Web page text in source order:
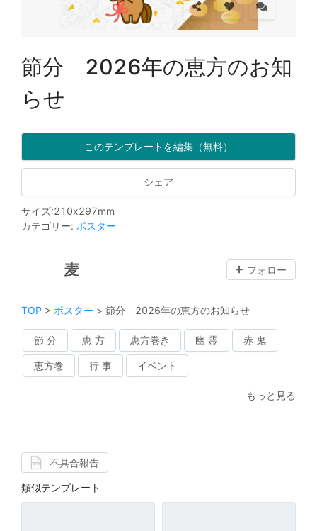
節分 2026年の恵方のお知
らせ
このテンプレートを編集（無料）
シェア
サイズ:210x297mm
カテゴリー: ポスター
麦 フォロー
TOP > ポスター > 節分 2026年の恵方のお知らせ
節 分 恵 方 恵方巻き 幽 霊 赤 鬼
恵方巻 行 事 イベント
もっと見る
不具合報告
類似テンプレート